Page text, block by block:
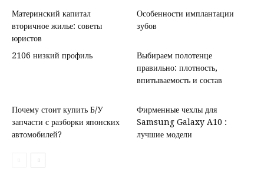
Материнский капитал
вторичное жилье: советы
юристов
Особенности имплантации
зубов
2106 низкий профиль
Выбираем полотенце
правильно: плотность,
впитываемость и состав
Почему стоит купить Б/У
запчасти с разборки японских
автомобилей?
Фирменные чехлы для
Samsung Galaxy A10 :
лучшие модели